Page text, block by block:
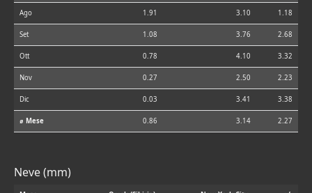
Ago 1.91 3.10 1.18
Set 1.08 3.76 2.68
Ott 0.78 4.10 3.32
Nov 0.27 2.50 2.23
Dic 0.03 3.41 3.38
⌀ Mese 0.86 3.14 2.27
Neve (mm)